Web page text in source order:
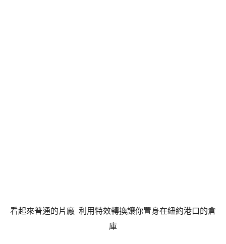
看起來普通的片廠 利用特效轉換讓你置身在紐約港口的倉
庫